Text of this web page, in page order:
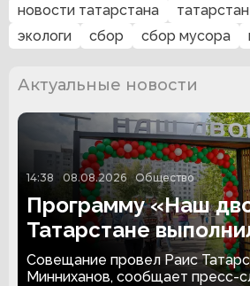
новости татарстана
экологи
сбор сбор мусора
Актуальные новости
14:38 08.08.2026 Общество
Программу «Наш
Татарстане
Совещание провел Раис
Минниханов, сообщает пресс-